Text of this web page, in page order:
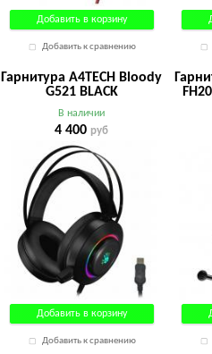
Добавить в корзину
Добавить к сравнению
Гарнитура A4TECH Bloody
G521 BLACK
В наличии
4 400 руб
Добавить в корзину
Добавить к сравнению